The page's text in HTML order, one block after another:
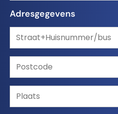
Adresgegevens